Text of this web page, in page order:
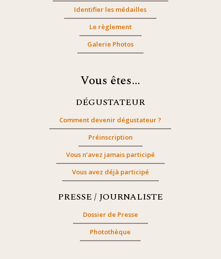
Identifier les médailles
Le règlement
Galerie Photos
Vous êtes…
DÉGUSTATEUR
Comment devenir dégustateur ?
Préinscription
Vous n’avez jamais participé
Vous avez déjà participé
PRESSE / JOURNALISTE
Dossier de Presse
Photothèque